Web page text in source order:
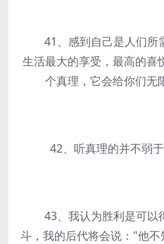
41、感到自己是人们所
生活最大的享受，最高的喜
个真理，它会给你们
42、听真理的并不弱
43、我认为胜利是可以
斗，我的后代将会说："他